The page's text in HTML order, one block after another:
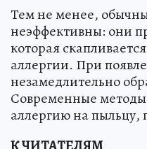
Тем не менее,
неэффективны: они
которая
аллергии. При
незамедлительно
Современные методы
аллергию на пыльцу,